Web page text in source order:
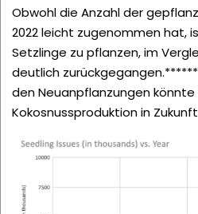
Obwohl die Anzahl der
2022 leicht zugenommen hat,
Setzlinge zu pflanzen, im
deutlich
den Neuanpflanzungen
Kokosnussproduktion in